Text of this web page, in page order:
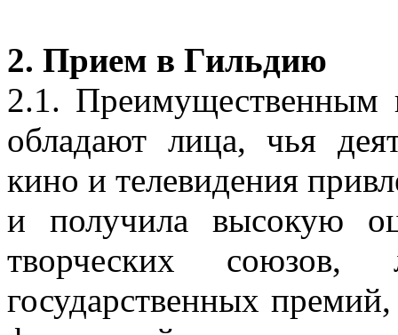
2. Прием в Гильдию
2.1. Преимущественным
обладают лица, чья
кино и телевидения
и получила высокую
творческих союзов,
государственных